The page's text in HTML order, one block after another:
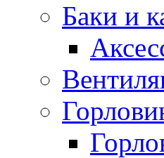
Баки и